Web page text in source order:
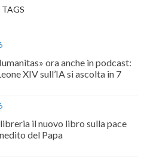
TAGS
ora anche in podcast:
XIV sull’IA si ascolta in 7
il nuovo libro sulla pace
del Papa